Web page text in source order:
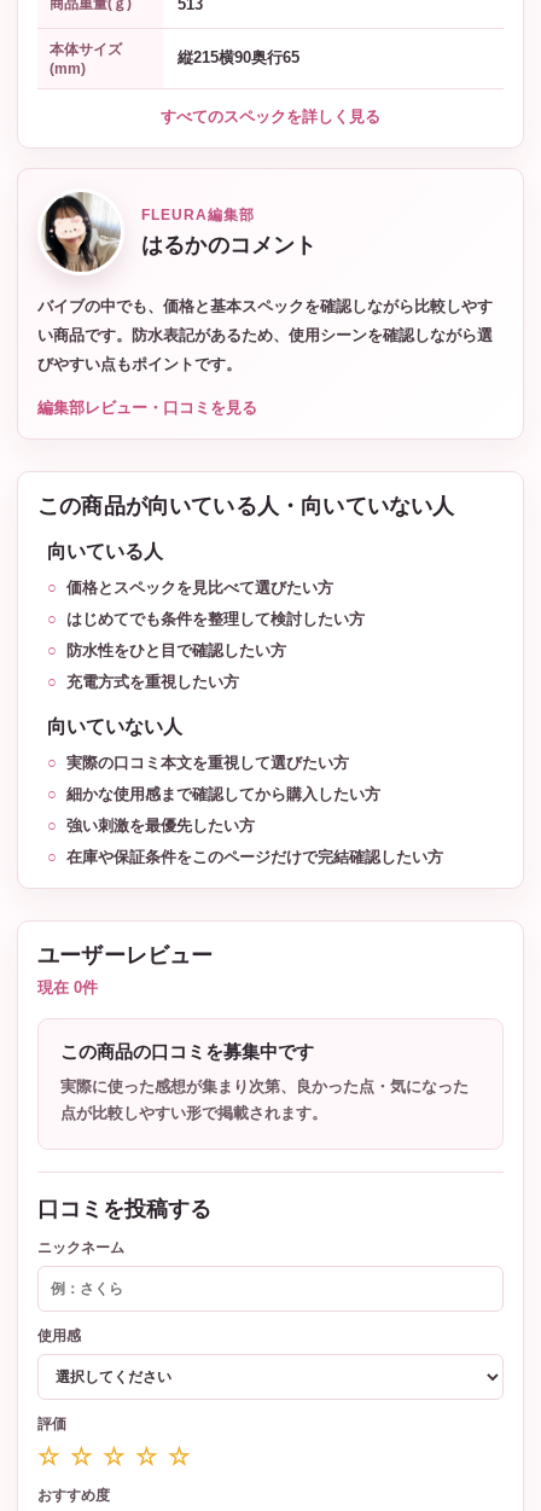
商品重量(ｇ) 513
本体サイズ
(mm)
縦215横90奥行65
すべてのスペックを詳しく見る
FLEURA編集部
はるかのコメント
バイブの中でも、価格と基本スペックを確認しながら比較しやす
い商品です。防水表記があるため、使用シーンを確認しながら選
びやすい点もポイントです。
編集部レビュー・口コミを見る
この商品が向いている人・向いていない人
向いている人
価格とスペックを見比べて選びたい方
はじめてでも条件を整理して検討したい方
防水性をひと目で確認したい方
充電方式を重視したい方
向いていない人
実際の口コミ本文を重視して選びたい方
細かな使用感まで確認してから購入したい方
強い刺激を最優先したい方
在庫や保証条件をこのページだけで完結確認したい方
ユーザーレビュー
現在 0件
この商品の口コミを募集中です
実際に使った感想が集まり次第、良かった点・気になった
点が比較しやすい形で掲載されます。
口コミを投稿する
ニックネーム
使用感
評価
☆ ☆ ☆ ☆ ☆
おすすめ度